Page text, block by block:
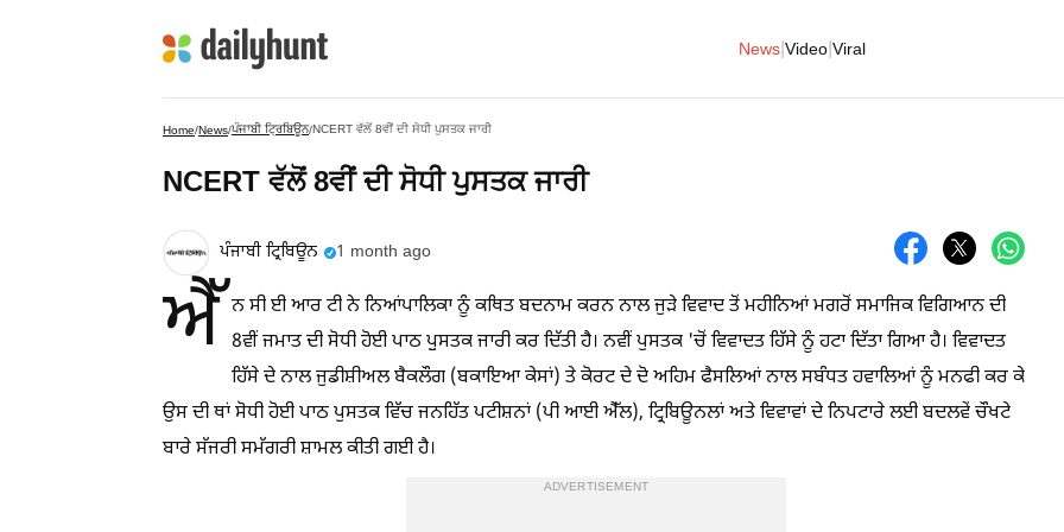
News Video Viral
Home/News/ਪੰਜਾਬੀ ਟ੍ਰਿਬਿਊਨ/NCERT ਵੱਲੋਂ 8ਵੀਂ ਦੀ ਸੋਧੀ ਪੁਸਤਕ ਜਾਰੀ
NCERT ਵੱਲੋਂ 8ਵੀਂ ਦੀ ਸੋਧੀ ਪੁਸਤਕ ਜਾਰੀ
ਪੰਜਾਬੀ ਟ੍ਰਿਬਿਊਨ 1 month ago
ਐੱ ਨ ਸੀ ਈ ਆਰ ਟੀ ਨੇ ਨਿਆਂਪਾਲਿਕਾ ਨੂੰ ਕਥਿਤ ਬਦਨਾਮ ਕਰਨ ਨਾਲ ਜੁੜੇ ਵਿਵਾਦ ਤੋਂ ਮਹੀਨਿਆਂ ਮਗਰੋਂ ਸਮਾਜਿਕ ਵਿਗਿਆਨ ਦੀ
8ਵੀਂ ਜਮਾਤ ਦੀ ਸੋਧੀ ਹੋਈ ਪਾਠ ਪੁੁਸਤਕ ਜਾਰੀ ਕਰ ਦਿੱਤੀ ਹੈ। ਨਵੀਂ ਪੁਸਤਕ 'ਚੋਂ ਵਿਵਾਦਤ ਹਿੱਸੇ ਨੂੰ ਹਟਾ ਦਿੱਤਾ ਗਿਆ ਹੈ। ਵਿਵਾਦਤ
ਹਿੱਸੇ ਦੇ ਨਾਲ ਜੁਡੀਸ਼ੀਅਲ ਬੈਕਲੌਗ (ਬਕਾਇਆ ਕੇਸਾਂ) ਤੇ ਕੋਰਟ ਦੇ ਦੋ ਅਹਿਮ ਫੈਸਲਿਆਂ ਨਾਲ ਸਬੰਧਤ ਹਵਾਲਿਆਂ ਨੂੰ ਮਨਫੀ ਕਰ ਕੇ
ਉਸ ਦੀ ਥਾਂ ਸੋਧੀ ਹੋਈ ਪਾਠ ਪੁਸਤਕ ਵਿੱਚ ਜਨਹਿੱਤ ਪਟੀਸ਼ਨਾਂ (ਪੀ ਆਈ ਐੱਲ), ਟ੍ਰਿਬਿਊਨਲਾਂ ਅਤੇ ਵਿਵਾਵਾਂ ਦੇ ਨਿਪਟਾਰੇ ਲਈ ਬਦਲਵੇਂ ਚੌਖਟੇ
ਬਾਰੇ ਸੱਜਰੀ ਸਮੱਗਰੀ ਸ਼ਾਮਲ ਕੀਤੀ ਗਈ ਹੈ।
ADVERTISEMENT